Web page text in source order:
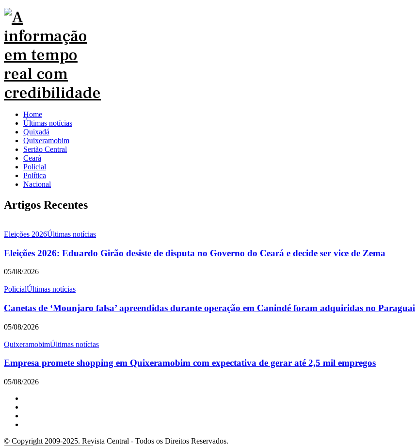
Home
Últimas notícias
Quixadá
Quixeramobim
Sertão Central
Ceará
Policial
Política
Nacional
Artigos Recentes
Eleições 2026Últimas notícias
Eleições 2026: Eduardo Girão desiste de disputa no Governo do Ceará e decide ser vice de Zema
05/08/2026
PolicialÚltimas notícias
Canetas de ‘Mounjaro falsa’ apreendidas durante operação em Canindé foram adquiridas no Paraguai
05/08/2026
QuixeramobimÚltimas notícias
Empresa promete shopping em Quixeramobim com expectativa de gerar até 2,5 mil empregos
05/08/2026
© Copyright 2009-2025. Revista Central - Todos os Direitos Reservados.